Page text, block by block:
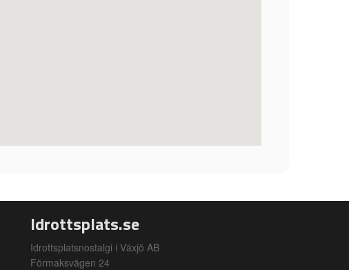
Idrottsplats.se
Idrottsplatsnostalgi i Växjö AB
Förmaksvägen 24